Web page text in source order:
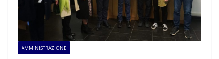
AMMINISTRAZIONE